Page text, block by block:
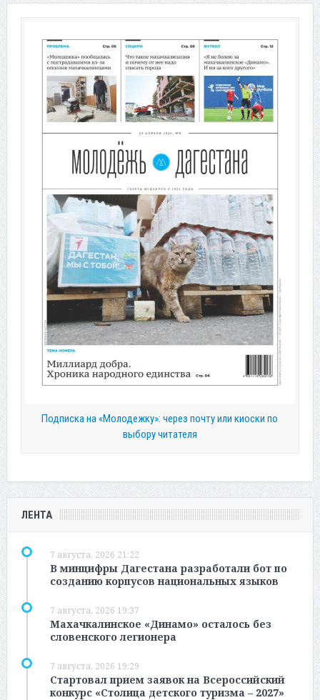
Подписка на «Молодежку»: через почту или киоски по
выбору читателя
ЛЕНТА
7 августа, 2026 21:22
В минцифры Дагестана разработали бот по
созданию корпусов национальных языков
7 августа, 2026 19:37
Махачкалинское «Динамо» осталось без
словенского легионера
7 августа, 2026 19:29
Стартовал прием заявок на Всероссийский
конкурс «Столица детского туризма – 2027»